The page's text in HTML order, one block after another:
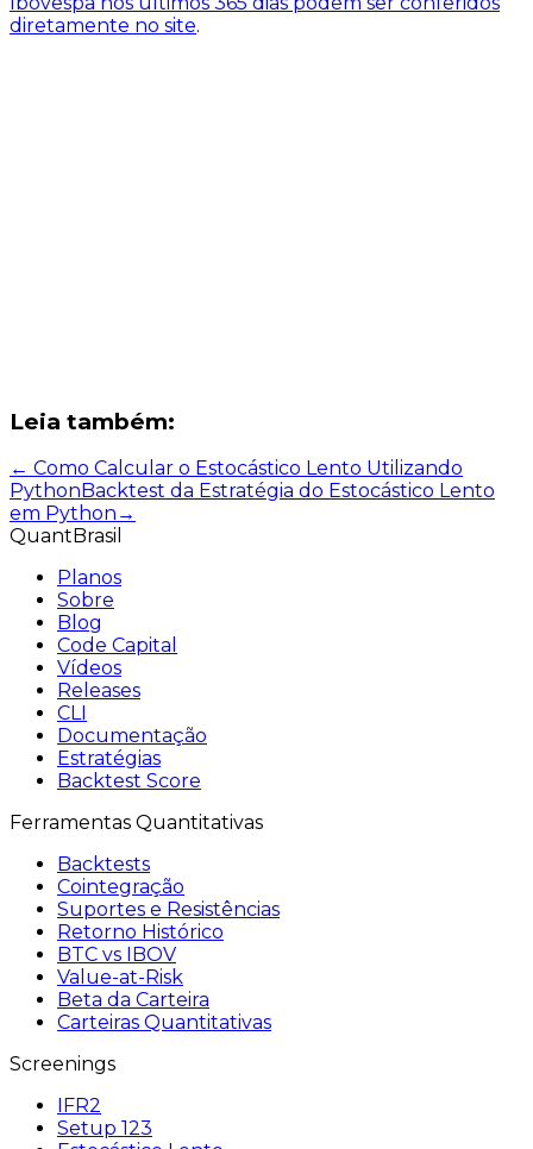
diretamente no site.
Leia também:
← Como Calcular o Estocástico Lento Utilizando
Python Backtest da Estratégia do Estocástico Lento
em Python →
QuantBrasil
Planos
Sobre
Blog
Code Capital
Vídeos
Releases
CLI
Documentação
Estratégias
Backtest Score
Ferramentas Quantitativas
Backtests
Cointegração
Suportes e Resistências
Retorno Histórico
BTC vs IBOV
Value-at-Risk
Beta da Carteira
Carteiras Quantitativas
Screenings
IFR2
Setup 123